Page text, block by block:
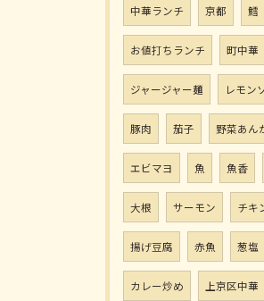
中華ランチ 京都 鱈
お値打ちランチ 町中華
ジャージャー麺 レモン
豚肉 茄子 野菜あん
エビマヨ 魚 魚香
大根 サーモン チキ
揚げ豆腐 赤魚 葱塩
カレー炒め 上京区中華